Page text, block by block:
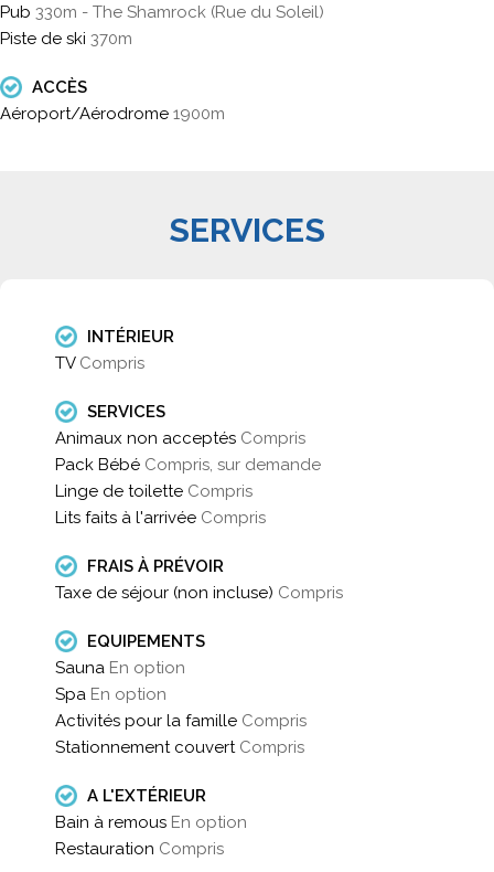
Pub 330m - The Shamrock (Rue du Soleil)
Piste de ski 370m
ACCÈS
Aéroport/Aérodrome 1900m
SERVICES
INTÉRIEUR
TV Compris
SERVICES
Animaux non acceptés Compris
Pack Bébé Compris, sur demande
Linge de toilette Compris
Lits faits à l'arrivée Compris
FRAIS À PRÉVOIR
Taxe de séjour (non incluse) Compris
EQUIPEMENTS
Sauna En option
Spa En option
Activités pour la famille Compris
Stationnement couvert Compris
A L'EXTÉRIEUR
Bain à remous En option
Restauration Compris